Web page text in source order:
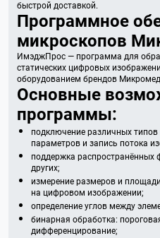
быстрой доставкой.
Программное
микроскопов
ИмэджПрос — программа для
статических цифровых
оборудованием брендов
Основные
программы:
подключение различных
параметров и запись потока
поддержка распространённых
других;
измерение размеров и
на цифровом изображении;
определение углов между
бинарная обработка:
дифференцирование;